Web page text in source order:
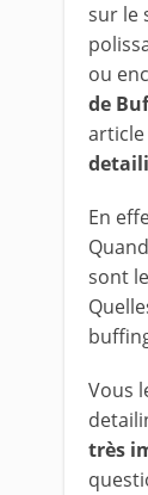
sur le
ou
de
article
En
sont
Vous
très